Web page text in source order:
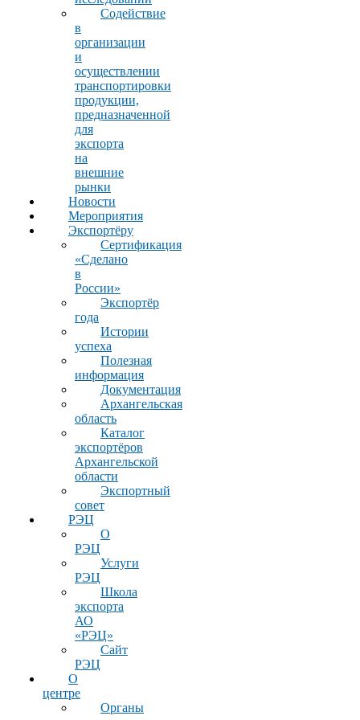
Содействие
в
организации
и
осуществлении
транспортировки
продукции,
предназначенной
для
экспорта
на
внешние
рынки
Новости
Мероприятия
Экспортёру
Сертификация
«Сделано
в
России»
Экспортёр
года
Истории
успеха
Полезная
информация
Документация
Архангельская
область
Каталог
экспортёров
Архангельской
области
Экспортный
совет
РЭЦ
О
РЭЦ
Услуги
РЭЦ
Школа
экспорта
АО
«РЭЦ»
Сайт
РЭЦ
О
центре
Органы